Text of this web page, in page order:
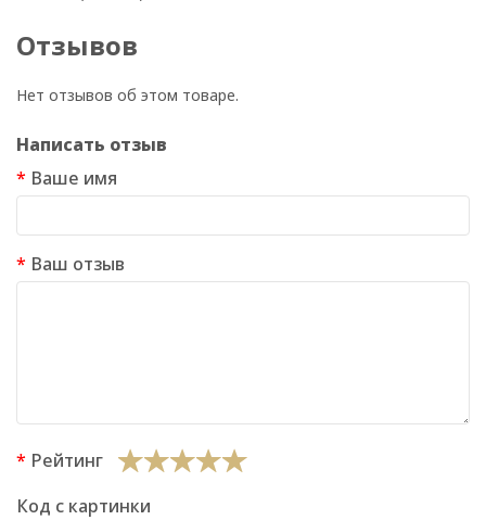
Отзывов
Нет отзывов об этом товаре.
Написать отзыв
Ваше имя
Ваш отзыв
Рейтинг
Код с картинки